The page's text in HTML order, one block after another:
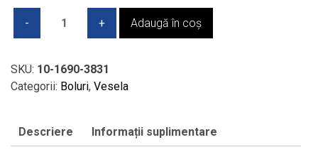
Cantitate
sos,
V&B
Collection,
Adaugă în coș
SKU: 10-1690-3831
Categorii: Boluri, Vesela
Descriere Informații suplimentare